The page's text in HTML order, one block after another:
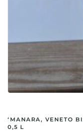
‘MANARA, VENETO
0,5 L